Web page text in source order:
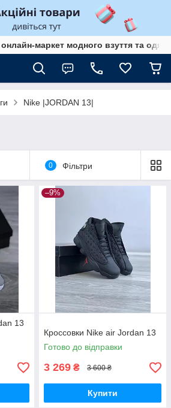
онлайн-маркет модного взуття та
Nike |JORDAN 13|
0 Фільтри
13
–9%
Кроссовки Nike air Jordan 13
Готово до відправки
3 269 ₴ 3 600 ₴
Купити